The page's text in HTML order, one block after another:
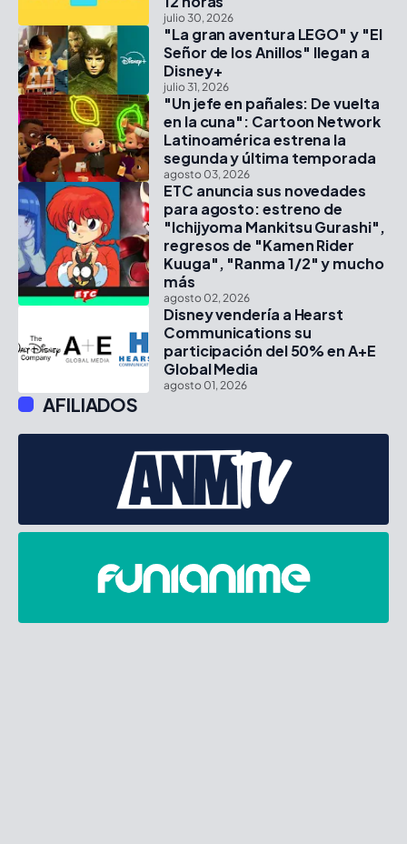
julio 30, 2026
"La gran aventura LEGO" y "El
Señor de los Anillos" llegan a
Disney+
julio 31, 2026
"Un jefe en pañales: De vuelta
en la cuna": Cartoon Network
Latinoamérica estrena la
segunda y última temporada
agosto 03, 2026
ETC anuncia sus novedades
para agosto: estreno de
"Ichijyoma Mankitsu Gurashi",
regresos de "Kamen Rider
Kuuga", "Ranma 1/2" y mucho
más
agosto 02, 2026
Disney vendería a Hearst
Communications su
participación del 50% en A+E
Global Media
agosto 01, 2026
AFILIADOS